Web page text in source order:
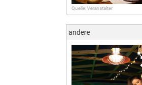
Quelle: Veranstalter
andere